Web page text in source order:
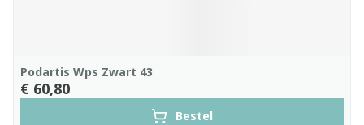
Podartis Wps Zwart 43
€ 60,80
Bestel